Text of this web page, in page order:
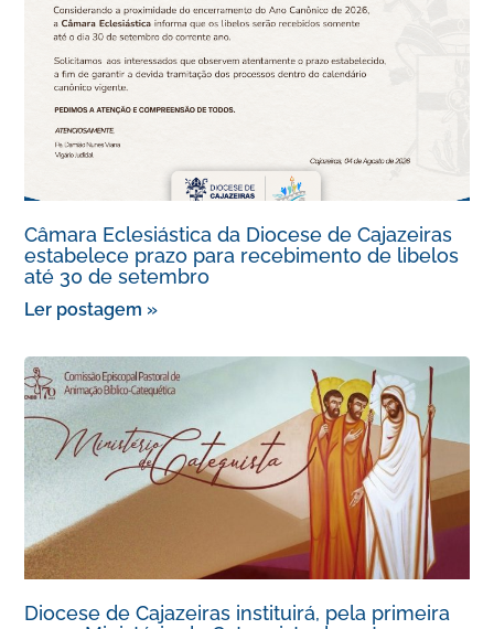
Câmara Eclesiástica da Diocese de Cajazeiras
estabelece prazo para recebimento de libelos
até 30 de setembro
Ler postagem »
Diocese de Cajazeiras instituirá, pela primeira